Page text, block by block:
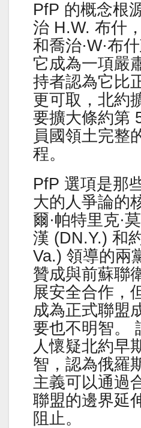
PfP 的概念根
治 H.W. 布什
和喬治·W·布
它成為一項嚴
持者認為它比
更可取，北約
要擴大條約第
員國領土完整
程。
PfP 選項是那
大的人爭論的
爾·帕特里克·
漢 (DN.Y.) 和
Va.) 領導的兩
贊成與前蘇聯
展安全合作，
成為正式聯盟
要也不明智。
人懷疑北約早
智，認為俄羅
主義可以通過
聯盟的邊界延
阻止。